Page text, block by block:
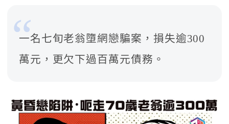
一名七旬老翁墮網戀騙案，損失逾300
萬元，更欠下過百萬元債務。